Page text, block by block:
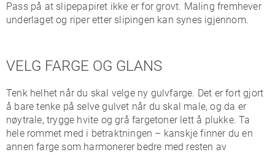
Pass på at slipepapiret ikke er for grovt. Maling fremhever
underlaget og riper etter slipingen kan synes igjennom.
VELG FARGE OG GLANS
Tenk helhet når du skal velge ny gulvfarge. Det er fort gjort
å bare tenke på selve gulvet når du skal male, og da er
nøytrale, trygge hvite og grå fargetoner lett å plukke. Ta
hele rommet med i betraktningen – kanskje finner du en
annen farge som harmonerer bedre med resten av